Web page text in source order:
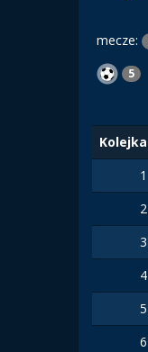
mecze:
5
Kolejka
1
2
3
4
5
6